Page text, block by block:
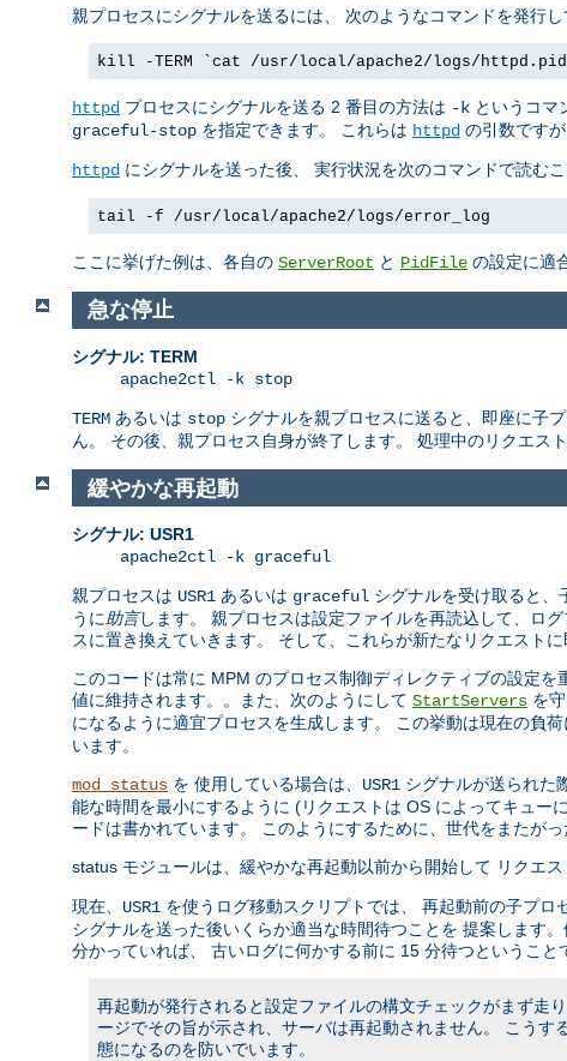
親プロセスにシグナルを送るには、 次のようなコマンドを発行し
kill -TERM `cat /usr/local/apache2/logs/
httpd プロセスにシグナルを送る 2 番目の方法は -k というコマ
graceful-stop を指定できます。 これらは httpd の引数です
httpd にシグナルを送った後、 実行状況を次のコマンドで読む
tail -f /usr/local/apache2/logs/error_log
ここに挙げた例は、各自の ServerRoot と PidFile の設定に適
急な停止
シグナル: TERM
apache2ctl -k stop
TERM あるいは stop シグナルを親プロセスに送ると、即座に子
ん。 その後、親プロセス自身が終了します。 処理中のリクエス
緩やかな再起動
シグナル: USR1
apache2ctl -k graceful
親プロセスは USR1 あるいは graceful シグナルを受け取ると、
うに助言します。 親プロセスは設定ファイルを再読込して、ロ
スに置き換えていきます。 そして、これらが新たなリクエストに
このコードは常に MPM のプロセス制御ディレクティブの設定
値に維持されます。。また、次のようにして StartServers を
になるように適宜プロセスを生成します。 この挙動は現在の負
います。
mod_status を 使用している場合は、 USR1 シグナルが送られた
能な時間を最小にするように (リクエストは OS によってキュー
ードは書かれています。 このようにするために、世代をまたが
status モジュールは、緩やかな再起動以前から開始して リクエ
現在、 USR1 を使うログ移動スクリプトでは、 再起動前の子プ
シグナルを送った後いくらか適当な時間待つことを 提案します
分かっていれば、 古いログに何かする前に 15 分待つということ
再起動が発行されると設定ファイルの構文チェックがまず走
ージでその旨が示され、サーバは再起動されません。 こう
態になるのを防いでいます。